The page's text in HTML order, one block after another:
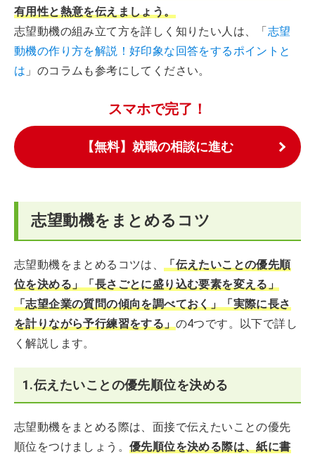
有用性と熱意を伝えましょう。
志望動機の組み立て方を詳しく知りたい人は、「志望
動機の作り方を解説！好印象な回答をするポイントと
は 」のコラムも参考にしてください。
スマホで完了！
【無料】就職の相談に進む
志望動機をまとめるコツ
志望動機をまとめるコツは、「伝えたいことの優先順
位を決める」「長さごとに盛り込む要素を変える」
「志望企業の質問の傾向を調べておく」「実際に長さ
を計りながら予行練習をする」の4つです。以下で詳し
く解説します。
1.伝えたいことの優先順位を決める
志望動機をまとめる際は、面接で伝えたいことの優先
順位をつけましょう。 優先順位を決める際は、紙に書